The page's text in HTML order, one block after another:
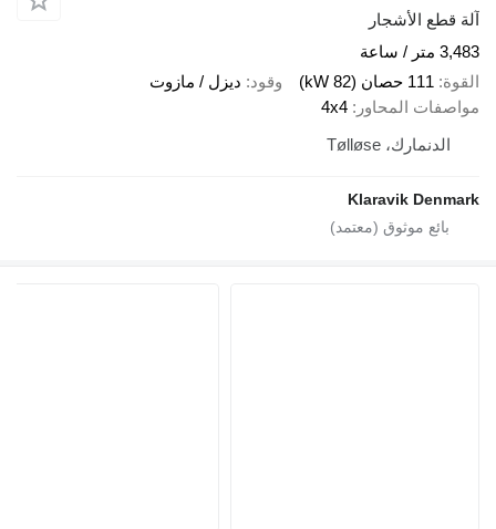
آلة قطع الأشجار
3,483 متر / ساعة
القوة 111 حصان (82 kW) وقود ديزل / مازوت
مواصفات المحاور
4x4
الدنمارك، Tølløse
Klaravik Denmark